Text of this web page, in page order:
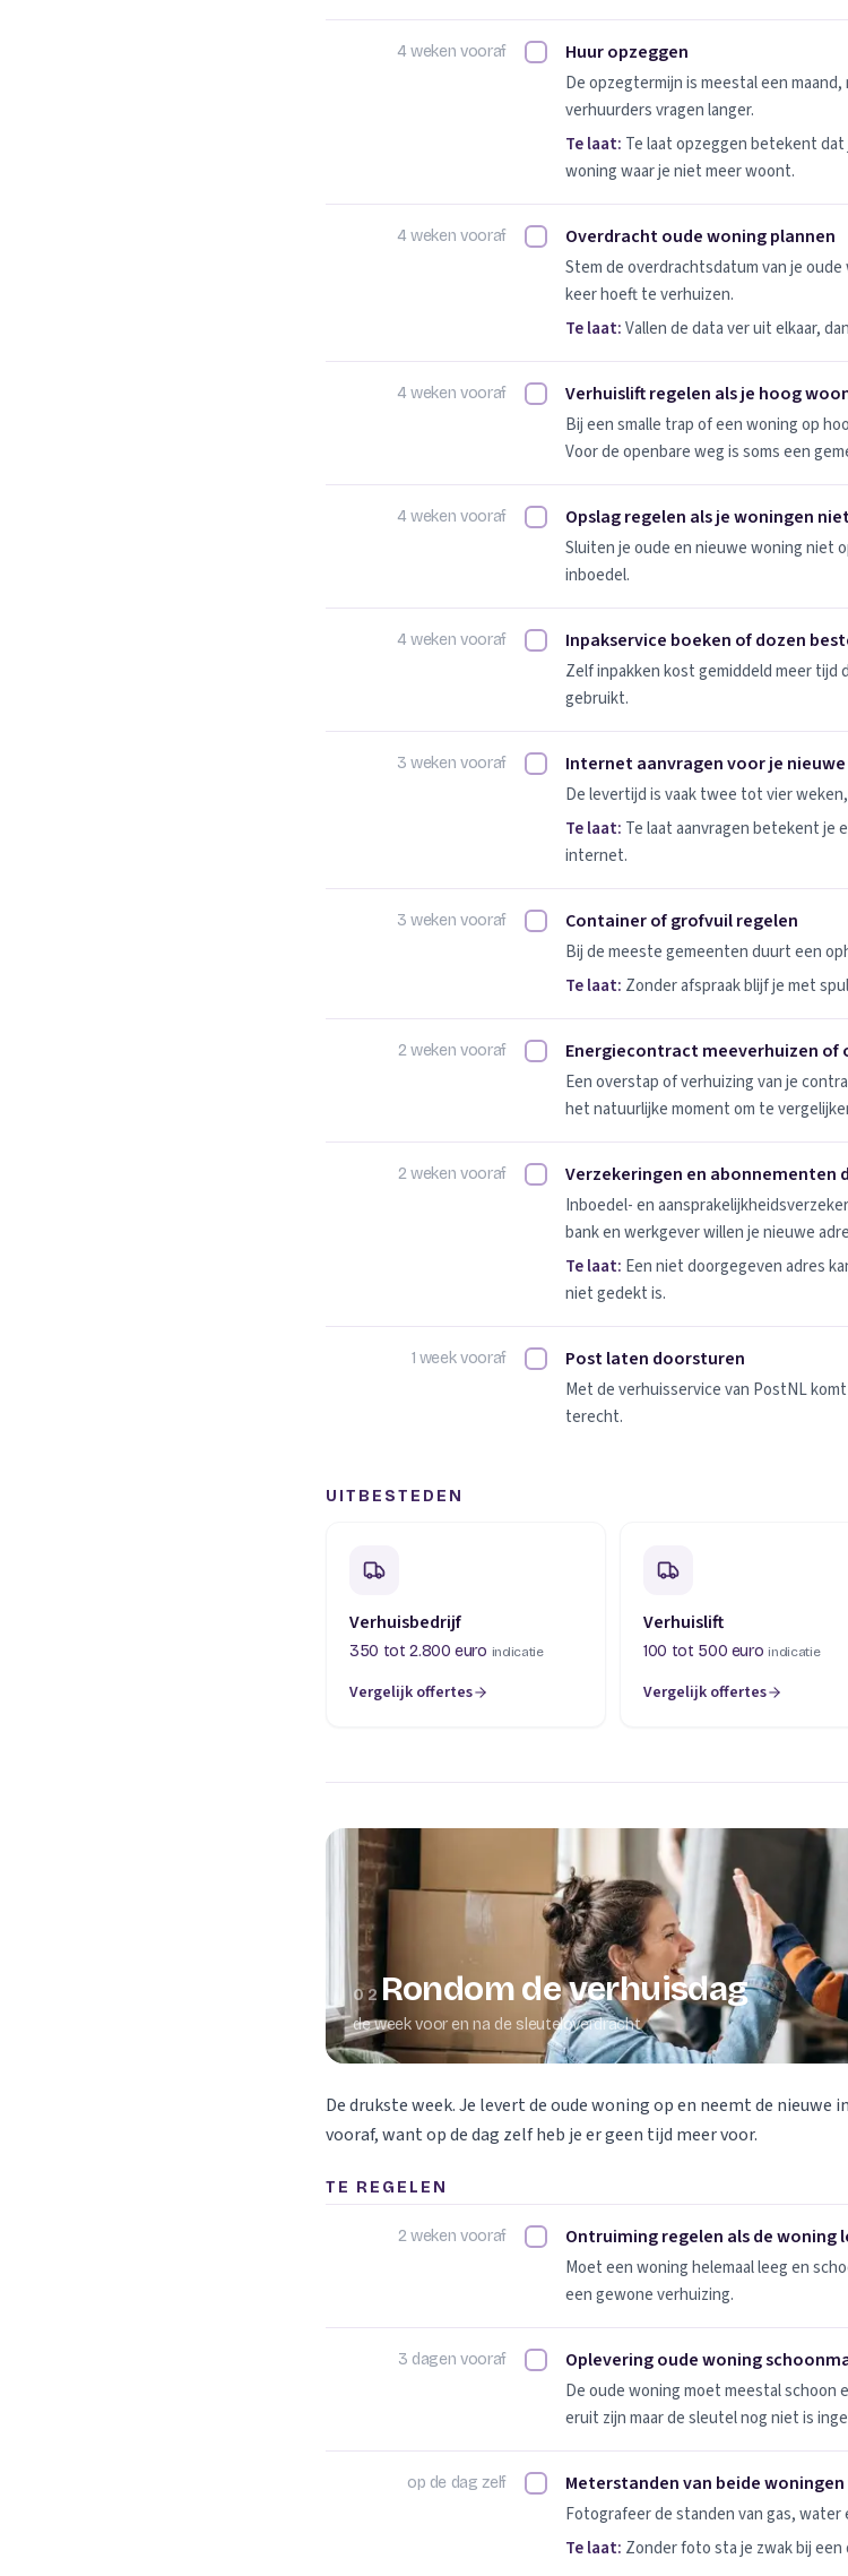
4 weken vooraf Huur opzeggen afvinken
Huur opzeggen
De opzegtermijn is meestal een
verhuurders vragen langer.
Te laat: Te laat opzeggen betekent
woning waar je niet meer woont.
4 weken vooraf Overdracht oude woning plannen afvinken
Overdracht oude woning plannen
Stem de overdrachtsdatum van je
keer hoeft te verhuizen.
Te laat:Vallen de data ver uit elkaar,
4 weken vooraf Verhuislift regelen als je hoog woont
Verhuislift regelen als je hoog
Bij een smalle trap of een woning op
Voor de openbare weg is soms een
4 weken vooraf Opslag regelen als je woningen niet
Opslag regelen als je woningen
Sluiten je oude en nieuwe woning niet
inboedel.
4 weken vooraf Inpakservice boeken of dozen bestellen
Inpakservice boeken of dozen
Zelf inpakken kost gemiddeld meer tijd
gebruikt.
3 weken vooraf Internet aanvragen voor je nieuwe adres
Internet aanvragen voor je
De levertijd is vaak twee tot vier
Te laat: Te laat aanvragen betekent je
internet.
3 weken vooraf Container of grofvuil regelen afvinken
Container of grofvuil regelen
Bij de meeste gemeenten duurt een
Te laat: Zonder afspraak blijf je met
2 weken vooraf Energiecontract meeverhuizen of
Energiecontract meeverhuizen of
Een overstap of verhuizing van je
het natuurlijke moment om te
2 weken vooraf Verzekeringen en abonnementen
Verzekeringen en abonnementen
Inboedel- en
bank en werkgever willen je nieuwe
Te laat: Een niet doorgegeven adres
niet gedekt is.
1 week vooraf Post laten doorsturen afvinken
Post laten doorsturen
Met de verhuisservice van PostNL
terecht.
UITBESTEDEN
Verhuisbedrijf
350 tot 2.800 euro indicatie
Vergelijk offertes
(opent in een nieuw tabblad)
Verhuislift
100 tot 500 euro indicatie
Vergelijk offertes
(opent in een nieuw tabblad)
02 Rondom de verhuisdag
de week voor en na de sleuteloverdracht
De drukste week. Je levert de oude woning op en neemt de nieuwe
vooraf, want op de dag zelf heb je er geen tijd meer voor.
TE REGELEN
2 weken vooraf Ontruiming regelen als de woning leeg
Ontruiming regelen als de woning
Moet een woning helemaal leeg en
een gewone verhuizing.
3 dagen vooraf Oplevering oude woning schoonmaken
Oplevering oude woning
De oude woning moet meestal schoon
eruit zijn maar de sleutel nog niet is
op de dag zelf Meterstanden van beide woningen
Meterstanden van beide
Fotografeer de standen van gas,
Te laat: Zonder foto sta je zwak bij